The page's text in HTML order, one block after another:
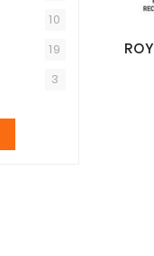
10
19
3